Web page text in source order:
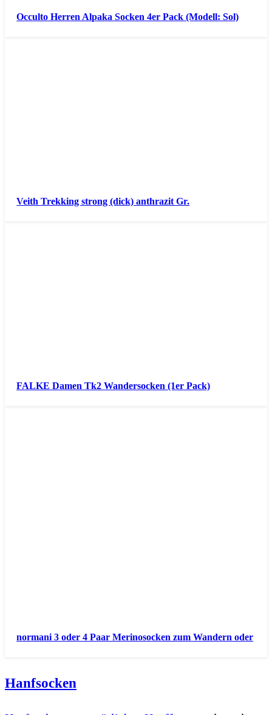
Occulto Herren Alpaka Socken 4er Pack (Modell: Sol)
Veith Trekking strong (dick) anthrazit Gr.
FALKE Damen Tk2 Wandersocken (1er Pack)
normani 3 oder 4 Paar Merinosocken zum Wandern oder
Hanfsocken